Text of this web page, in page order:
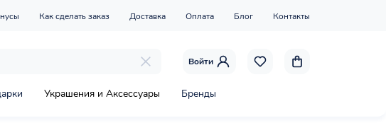
Как сделать заказ Доставка Оплата Блог Контакты
Войти
Украшения и Аксессуары Бренды